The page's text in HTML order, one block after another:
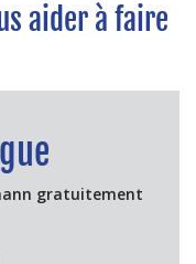
aider à faire
gratuitement